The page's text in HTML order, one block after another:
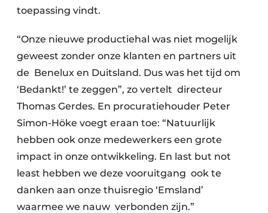
toepassing vindt.
“Onze nieuwe productiehal was niet mogelijk
geweest zonder onze klanten en partners uit
de Benelux en Duitsland. Dus was het tijd om
‘Bedankt!’ te zeggen”, zo vertelt directeur
Thomas Gerdes. En procuratiehouder Peter
Simon-Höke voegt eraan toe: “Natuurlijk
hebben ook onze medewerkers een grote
impact in onze ontwikkeling. En last but not
least hebben we deze vooruitgang ook te
danken aan onze thuisregio ‘Emsland’
waarmee we nauw verbonden zijn.”